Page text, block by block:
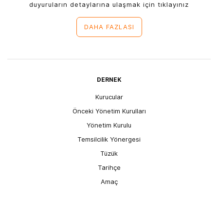
duyuruların detaylarına ulaşmak için tıklayınız
DAHA FAZLASI
DERNEK
Kurucular
Önceki Yönetim Kurulları
Yönetim Kurulu
Temsilcilik Yönergesi
Tüzük
Tarihçe
Amaç